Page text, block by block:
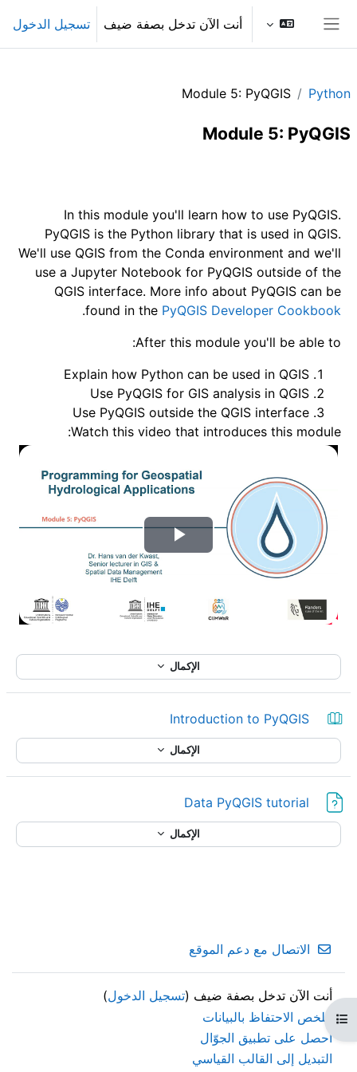
تخطى إلى المحتوى الرئيسي
أنت الآن تدخل بصفة ضيف تسجيل الدخول
فتح فهرس المقرر
Python
Module 5: PyQGIS
Module 5: PyQGIS
الإكمال
In this module you'll learn how to use PyQGIS.
PyQGIS is the Python library that is used in QGIS.
We'll use QGIS from the Conda environment and we'll
use a Jupyter Notebook for PyQGIS outside of the
QGIS interface. More info about PyQGIS can be
found in the PyQGIS Developer Cookbook
.
After this module you'll be able to:
Explain how Python can be used in QGIS
Use PyQGIS for GIS analysis in QGIS
Use PyQGIS outside the QGIS interface
Watch this video that introduces this module:
ت
ي
ل
ا
ل
ي
Introduction to PyQGIS
الإكمال
Data PyQGIS tutorial
الإكمال
الاتصال مع دعم الموقع
أنت الآن تدخل بصفة ضيف (تسجيل الدخول)
ملخص الاحتفاظ بالبيانات
احصل على تطبيق الجوّال
التبديل إلى القالب القياسي